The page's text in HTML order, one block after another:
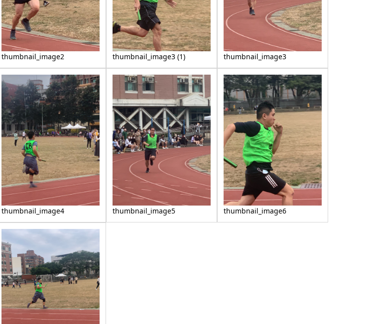
thumbnail_image2 thumbnail_image3 (1) thumbnail_image3
thumbnail_image4 thumbnail_image5 thumbnail_image6